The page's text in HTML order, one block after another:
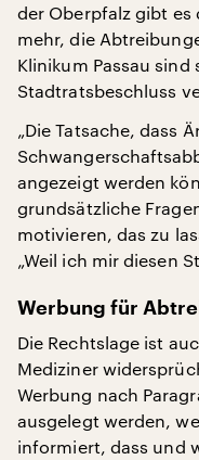
der Oberpfalz gibt es
mehr, die
Klinikum Passau sind
Stadtratsbeschluss
„Die Tatsache, dass
angezeigt werden
grundsätzliche
motivieren, das zu
„Weil ich mir diesen
Werbung für
Die Rechtslage ist
Mediziner
Werbung nach
ausgelegt werden,
informiert, dass und